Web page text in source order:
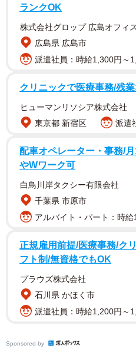
綺麗だと息子が教えてくれま
ーさんに観てもらえたら嬉し
しいと返答したので、動画を
（Nunoさん）
ランクOK
株式会社グロップ 広島オフィス
広島県 広島市
派遣社員：時給1,300円～
クリニックで医療事務/残
ヒューマンリソシア株式会社
東京都 新宿区
派遣
配車オペレーター・事務/
やWワーク可
白鳥川岸タクシー有限会社
千葉県 市原市
アルバイト・パート：時
正規雇用前提/医療事務/ク
フト制/無資格でもOK
プラウズ株式会社
石川県 かほく市
派遣社員：時給1,200円～
Sponsored by